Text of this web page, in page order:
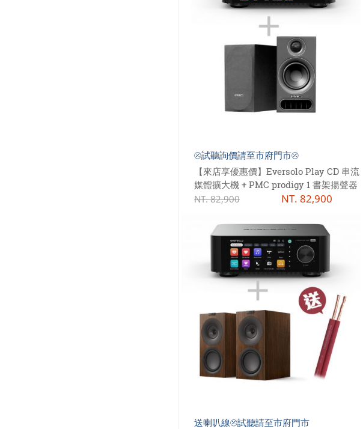
⦼試聽詢價請至市府門市⦼
【來店享優惠價】Eversolo Play CD 串流
媒體擴大機 + PMC prodigy 1 書架揚聲器
NT.82,900 NT. 82,900
送喇叭線⦼試聽請至市府門市